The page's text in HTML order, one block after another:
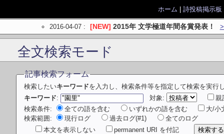
ホーム 詩投稿掲示板
2016-04-07: [NEW] 2015年 文学極道年間各賞発表！
全文検索モード
記事検索フォーム
検索したいキーワードを入力し、検索条件等を指定して検索を実行
キーワード: 対象:
親
検索条件:
全ての語を含む いずれかの語を含む
大/小
検索範囲:
現行ログ 過去ログ(#1)
全てのログ
本文を表示しない
permanent URI を付記